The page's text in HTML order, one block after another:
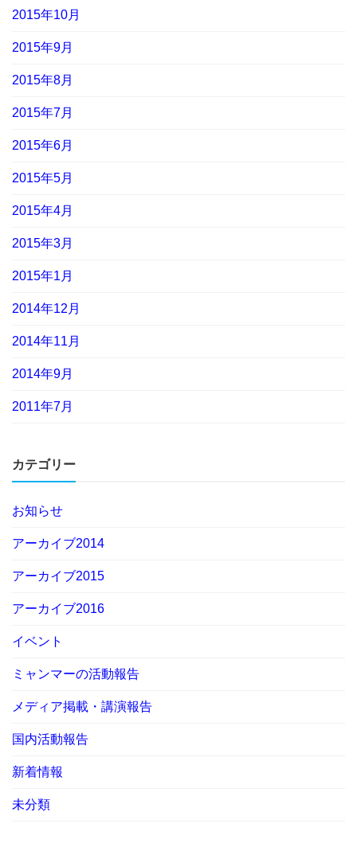
2015年10月
2015年9月
2015年8月
2015年7月
2015年6月
2015年5月
2015年4月
2015年3月
2015年1月
2014年12月
2014年11月
2014年9月
2011年7月
カテゴリー
お知らせ
アーカイブ2014
アーカイブ2015
アーカイブ2016
イベント
ミャンマーの活動報告
メディア掲載・講演報告
国内活動報告
新着情報
未分類